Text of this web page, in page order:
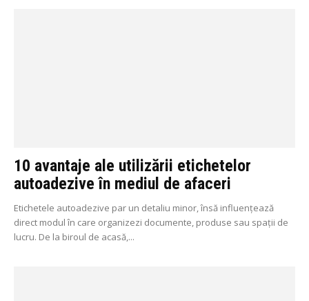
10 avantaje ale utilizării etichetelor
autoadezive în mediul de afaceri
Etichetele autoadezive par un detaliu minor, însă influențează
direct modul în care organizezi documente, produse sau spații de
lucru. De la biroul de acasă,...